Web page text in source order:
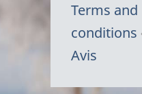
Terms and
conditions
Avis